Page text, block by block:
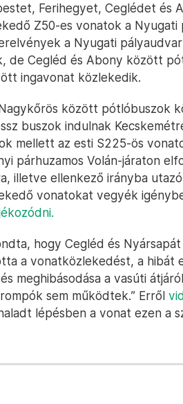
Ferihegyet, Ceglédet és
Z50-es vonatok a Nyugati
a Nyugati
de Cegléd és Abony között
ingavonat közlekedik.
között pótlóbuszok
buszok indulnak
mellett az esti S225-ös
párhuzamos Volán-járaton
illetve ellenkező irányba
vonatokat vegyék
hogy Cegléd és
a vonatközlekedést, a hibát
meghibásodása a vasúti
sem működtek.” Erről
lépésben a vonat ezen a